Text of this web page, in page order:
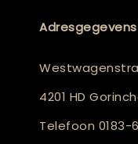
Adresgegevens
4201 HD
Telefoon 0183-